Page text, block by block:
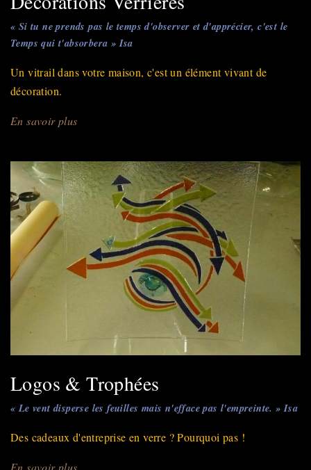
« Si tu ne prends pas le temps d'observer et d'apprécier, c'est le
Temps qui t'absorbera » Isa
Un vitrail dans votre maison, c'est un élément vivant de
décoration.
En savoir plus
Verrières
Logos & Trophées
« Le vent disperse les feuilles mais n'efface pas l'empreinte. » Isa
Des cadeaux d'entreprise en verre ? Pourquoi pas !
En savoir plus